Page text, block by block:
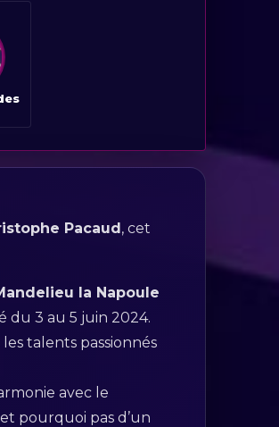
Pacaud, cet
la Napoule
du 3 au 5 juin 2024.
talents passionnés
avec le
pourquoi pas d’un